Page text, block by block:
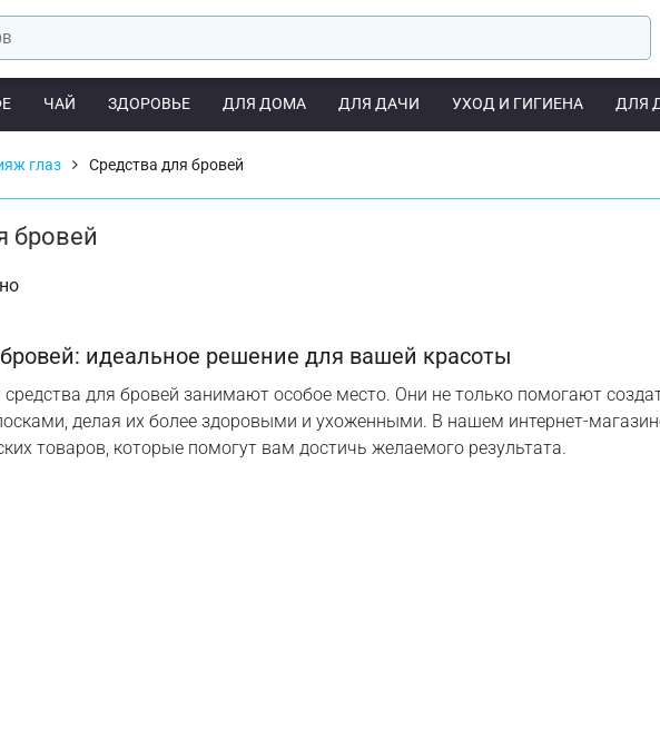
ЧАЙ ЗДОРОВЬЕ ДЛЯ ДОМА ДЛЯ ДАЧИ УХОД И ГИГИЕНА ДЛЯ
глаз Средства для бровей
бровей
идеальное решение для вашей красоты
для бровей занимают особое место. Они не только помогают
делая их более здоровыми и ухоженными. В нашем интернет-
товаров, которые помогут вам достичь желаемого результата.